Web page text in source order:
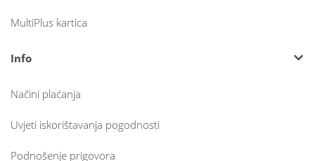
MultiPlus kartica
Info
Načini plaćanja
Uvjeti iskorištavanja pogodnosti
Podnošenje prigovora